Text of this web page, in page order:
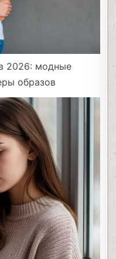
2026: модные
образов